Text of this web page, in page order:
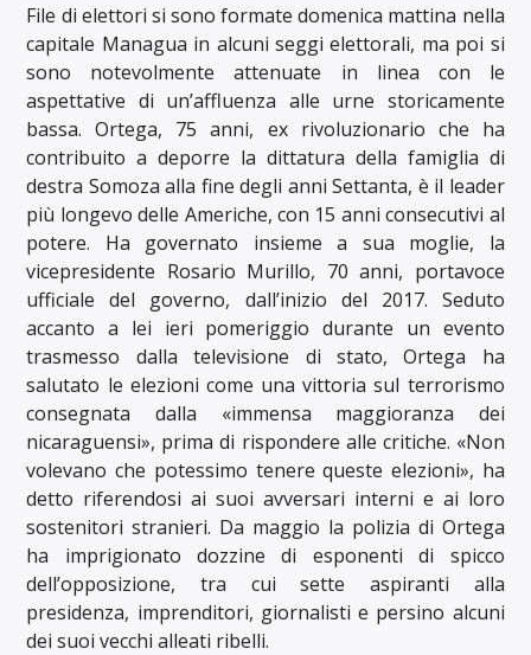
File di elettori si sono formate domenica mattina nella
capitale Managua in alcuni seggi elettorali, ma poi si
sono notevolmente attenuate in linea con le
aspettative di un’affluenza alle urne storicamente
bassa. Ortega, 75 anni, ex rivoluzionario che ha
contribuito a deporre la dittatura della famiglia di
destra Somoza alla fine degli anni Settanta, è il leader
più longevo delle Americhe, con 15 anni consecutivi al
potere. Ha governato insieme a sua moglie, la
vicepresidente Rosario Murillo, 70 anni, portavoce
ufficiale del governo, dall’inizio del 2017. Seduto
accanto a lei ieri pomeriggio durante un evento
trasmesso dalla televisione di stato, Ortega ha
salutato le elezioni come una vittoria sul terrorismo
consegnata dalla «immensa maggioranza dei
nicaraguensi», prima di rispondere alle critiche. «Non
volevano che potessimo tenere queste elezioni», ha
detto riferendosi ai suoi avversari interni e ai loro
sostenitori stranieri. Da maggio la polizia di Ortega
ha imprigionato dozzine di esponenti di spicco
dell’opposizione, tra cui sette aspiranti alla
presidenza, imprenditori, giornalisti e persino alcuni
dei suoi vecchi alleati ribelli.